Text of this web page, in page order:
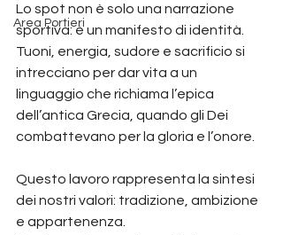
Area Portieri
Lo spot non è solo una narrazione
sportiva: è un manifesto di identità.
Tuoni, energia, sudore e sacrificio si
intrecciano per dar vita a un
linguaggio che richiama l’epica
dell’antica Grecia, quando gli Dei
combattevano per la gloria e l’onore.
Questo lavoro rappresenta la sintesi
dei nostri valori: tradizione, ambizione
e appartenenza.